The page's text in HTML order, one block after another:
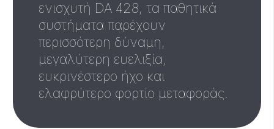
ενισχυτή DA 428, τα παθητικά
συστήματα παρέχουν
περισσότερη δύναμη,
μεγαλύτερη ευελιξία,
ευκρινέστερο ήχο και
ελαφρύτερο φορτίο μεταφοράς.